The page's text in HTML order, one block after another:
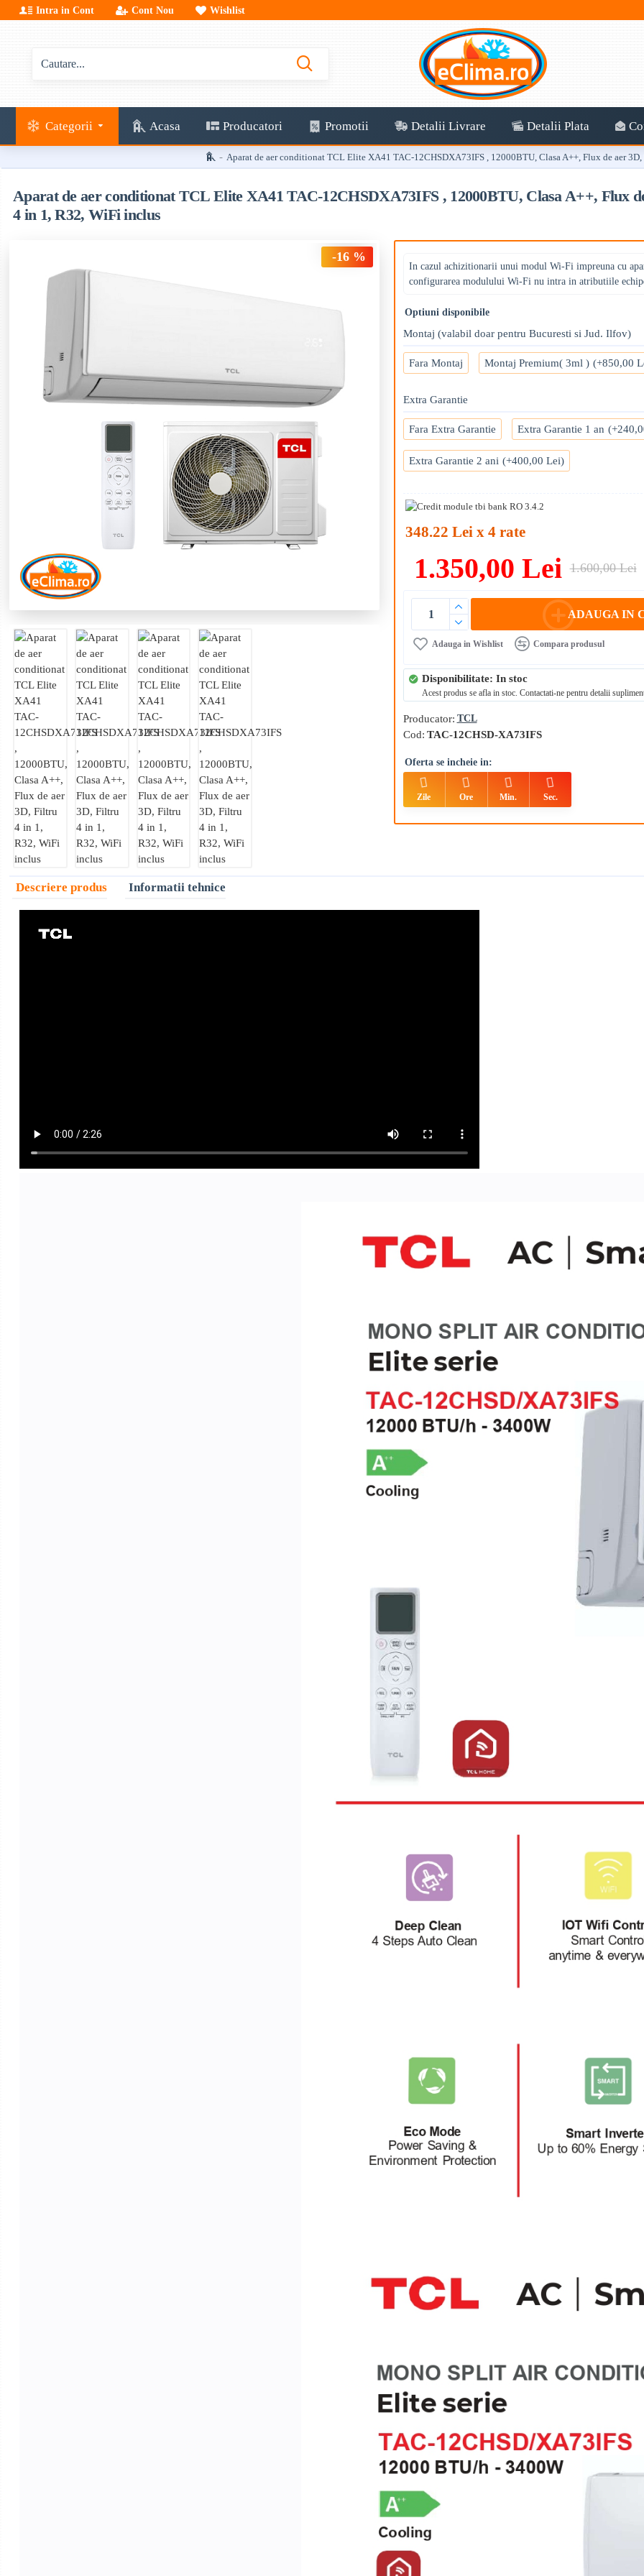
Intra in Cont Cont Nou Wishlist
Categorii Acasa Producatori Promotii Detalii Livrare Detalii Plata
Aparat de aer conditionat TCL Elite XA41 TAC-12CHSDXA73IFS , 12000BTU, Clasa A++, Flux de aer
Aparat de aer conditionat TCL Elite XA41 TAC-12CHSDXA73IFS , 12000BTU, Clasa A++, Flux
4 in 1, R32, WiFi inclus
-16 %
In cazul achizitionarii unui modul Wi-Fi impreuna cu
configurarea modulului Wi-Fi nu intra in atributiile
Producator: TCL
Cod: TAC-12CHSD-XA73IFS
Oferta se incheie in:
Zile Ore Min. Sec.
1.350,00 Lei 1.600,00 Lei
Optiuni disponibile
Montaj (valabil doar pentru Bucuresti si Jud. Ilfov)
Fara Montaj Montaj Premium( 3ml ) (+850,00
Extra Garantie
Fara Extra Garantie Extra Garantie 1 an
Extra Garantie 2 ani (+400,00 Lei)
ADAUGA IN
Adauga in Wishlist Compara produsul
348.22 Lei x 4 rate
Disponibilitate: In stoc
Acest produs se afla in stoc. Contactati-ne pentru detalii
Descriere produs Informatii tehnice